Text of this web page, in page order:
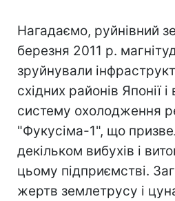
Нагадаємо, руйнівний
березня 2011 р.
зруйнували
східних районів Японії
систему охолодження
"Фукусіма-1", що
декільком вибухів і
цьому підприємстві.
жертв землетрусу і